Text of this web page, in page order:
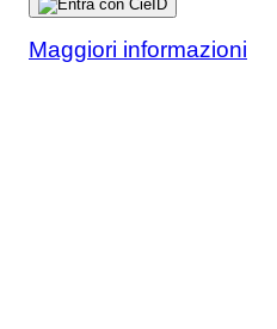
Maggiori informazioni